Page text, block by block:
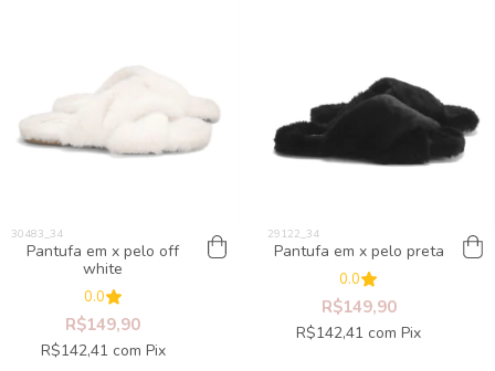
Pantufa em x pelo off
white
0.0
R$149,90
R$142,41 com Pix
Pantufa em x pelo preta
0.0
R$149,90
R$142,41 com Pix